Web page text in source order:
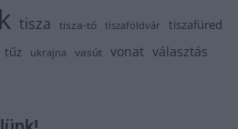
tisza tisza-tó tiszaföldvár tiszafüred
tűz ukrajna vasút vonat választás